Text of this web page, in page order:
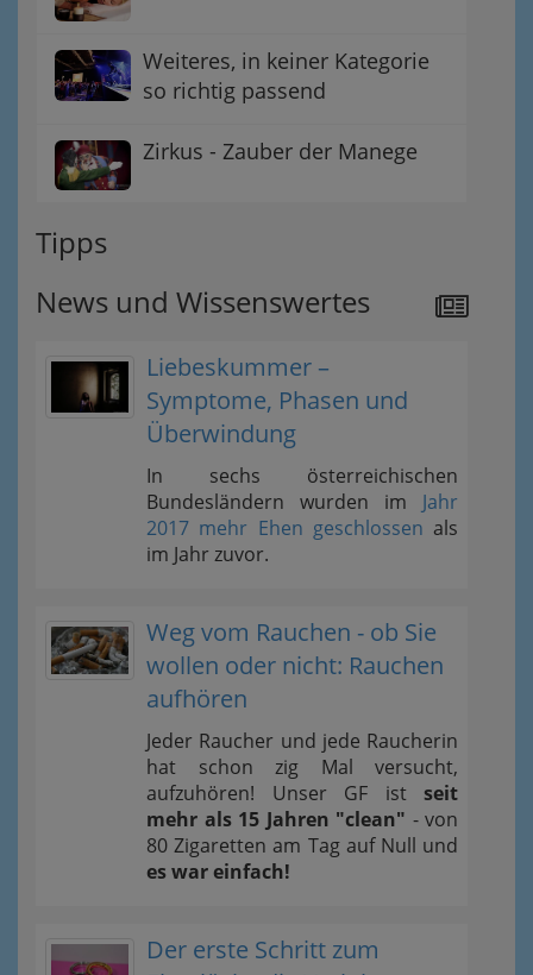
Weiteres, in keiner Kategorie
so richtig passend
Zirkus - Zauber der Manege
Tipps
News und Wissenswertes
Liebeskummer –
Symptome, Phasen und
Überwindung
In sechs österreichischen
Bundesländern wurden im Jahr
2017 mehr Ehen geschlossen als
im Jahr zuvor.
Weg vom Rauchen - ob Sie
wollen oder nicht: Rauchen
aufhören
Jeder Raucher und jede Raucherin
hat schon zig Mal versucht,
aufzuhören! Unser GF ist seit
mehr als 15 Jahren "clean" - von
80 Zigaretten am Tag auf Null und
es war einfach!
Der erste Schritt zum